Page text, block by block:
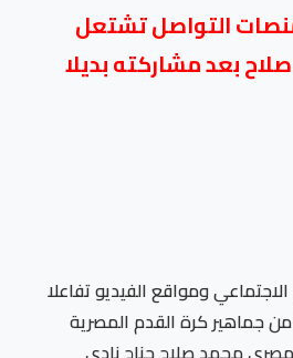
التواصل تشتعل
بعد مشاركته بديلا
ومواقع الفيديو تفاعلا
جماهير كرة القدم المصرية